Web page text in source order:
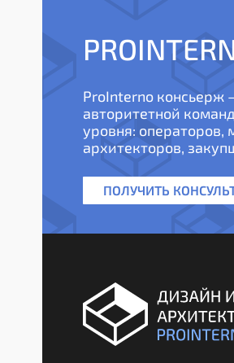
ProInterno консьерж
авторитетной
уровня: операторов,
архитекторов,
ПОЛУЧИТЬ